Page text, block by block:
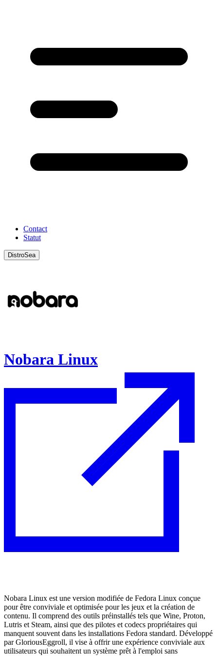
Contact
Statut
DistroSea
Nobara Linux
Nobara Linux est une version modifiée de Fedora Linux conçue
pour être conviviale et optimisée pour les jeux et la création de
contenu. Il comprend des outils préinstallés tels que Wine, Proton,
Lutris et Steam, ainsi que des pilotes et codecs propriétaires qui
manquent souvent dans les installations Fedora standard. Développé
par GloriousEggroll, il vise à offrir une expérience conviviale aux
utilisateurs qui souhaitent un système prêt à l'emploi sans